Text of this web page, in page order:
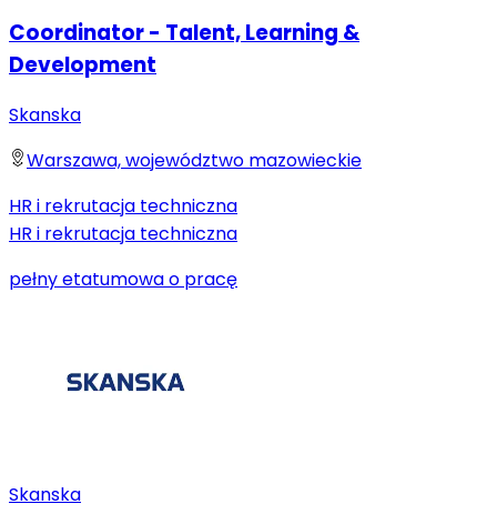
Coordinator - Talent, Learning &
Development
Skanska
Warszawa, województwo mazowieckie
HR i rekrutacja techniczna
HR i rekrutacja techniczna
pełny etatumowa o pracę
Skanska